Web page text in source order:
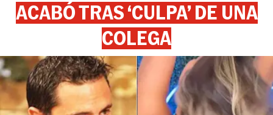
ACABÓ TRAS ‘CULPA’ DE UNA
COLEGA